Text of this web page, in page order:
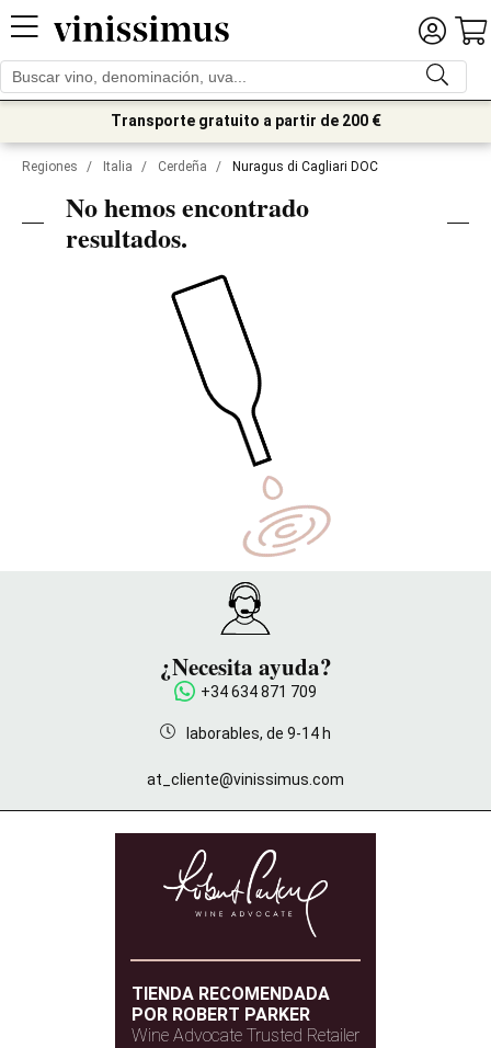
Transporte gratuito a partir de 200 €
Regiones / Italia / Cerdeña / Nuragus di Cagliari DOC
No hemos encontrado
resultados.
¿Necesita ayuda?
+34 634 871 709
laborables, de 9-14 h
at_cliente@vinissimus.com
TIENDA RECOMENDADA
POR ROBERT PARKER
Wine Advocate Trusted Retailer